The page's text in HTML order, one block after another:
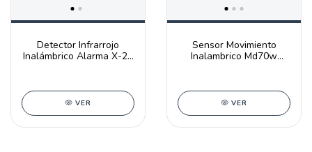
Detector Infrarrojo
Inalámbrico Alarma X-28
VER
Sensor Movimiento
Inalambrico Md70w
VER